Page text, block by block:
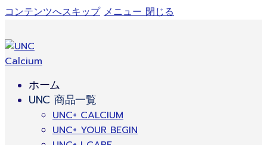
コンテンツへスキップ メニュー 閉じる
ホーム
UNC 商品一覧
UNC+ CALCIUM
UNC+ YOUR BEGIN